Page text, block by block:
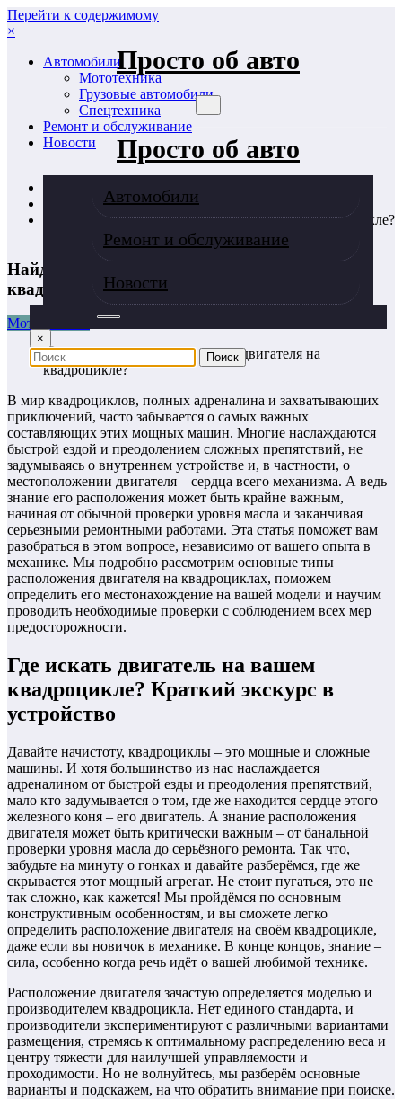
Перейти к содержимому
Просто об авто
Просто об авто
Автомобили
Ремонт и обслуживание
Новости
×
×
Автомобили
Мототехника
Грузовые автомобили
Спецтехника
Ремонт и обслуживание
Новости
Мототехника
Найди свой мотор: где номер двигателя на квадроцикле?
Найди свой мотор: где номер двигателя на
квадроцикле?
Мототехника
В мир квадроциклов, полных адреналина и захватывающих
приключений, часто забывается о самых важных
составляющих этих мощных машин. Многие наслаждаются
быстрой ездой и преодолением сложных препятствий, не
задумываясь о внутреннем устройстве и, в частности, о
местоположении двигателя – сердца всего механизма. А ведь
знание его расположения может быть крайне важным,
начиная от обычной проверки уровня масла и заканчивая
серьезными ремонтными работами. Эта статья поможет вам
разобраться в этом вопросе, независимо от вашего опыта в
механике. Мы подробно рассмотрим основные типы
расположения двигателя на квадроциклах, поможем
определить его местонахождение на вашей модели и научим
проводить необходимые проверки с соблюдением всех мер
предосторожности.
Где искать двигатель на вашем
квадроцикле? Краткий экскурс в
устройство
Давайте начистоту, квадроциклы – это мощные и сложные
машины. И хотя большинство из нас наслаждается
адреналином от быстрой езды и преодоления препятствий,
мало кто задумывается о том, где же находится сердце этого
железного коня – его двигатель. А знание расположения
двигателя может быть критически важным – от банальной
проверки уровня масла до серьёзного ремонта. Так что,
забудьте на минуту о гонках и давайте разберёмся, где же
скрывается этот мощный агрегат. Не стоит пугаться, это не
так сложно, как кажется! Мы пройдёмся по основным
конструктивным особенностям, и вы сможете легко
определить расположение двигателя на своём квадроцикле,
даже если вы новичок в механике. В конце концов, знание –
сила, особенно когда речь идёт о вашей любимой технике.
Расположение двигателя зачастую определяется моделью и
производителем квадроцикла. Нет единого стандарта, и
производители экспериментируют с различными вариантами
размещения, стремясь к оптимальному распределению веса и
центру тяжести для наилучшей управляемости и
проходимости. Но не волнуйтесь, мы разберём основные
варианты и подскажем, на что обратить внимание при поиске.